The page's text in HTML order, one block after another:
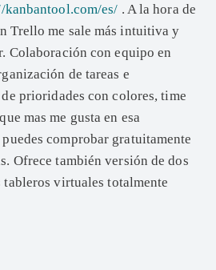
kanbantool.com/es/ . A la hora de
Trello me sale más intuitiva y
Colaboración con equipo en
de tareas e
prioridades con colores, time
mas me gusta en esa
comprobar gratuitamente
Ofrece también versión de dos
tableros virtuales totalmente